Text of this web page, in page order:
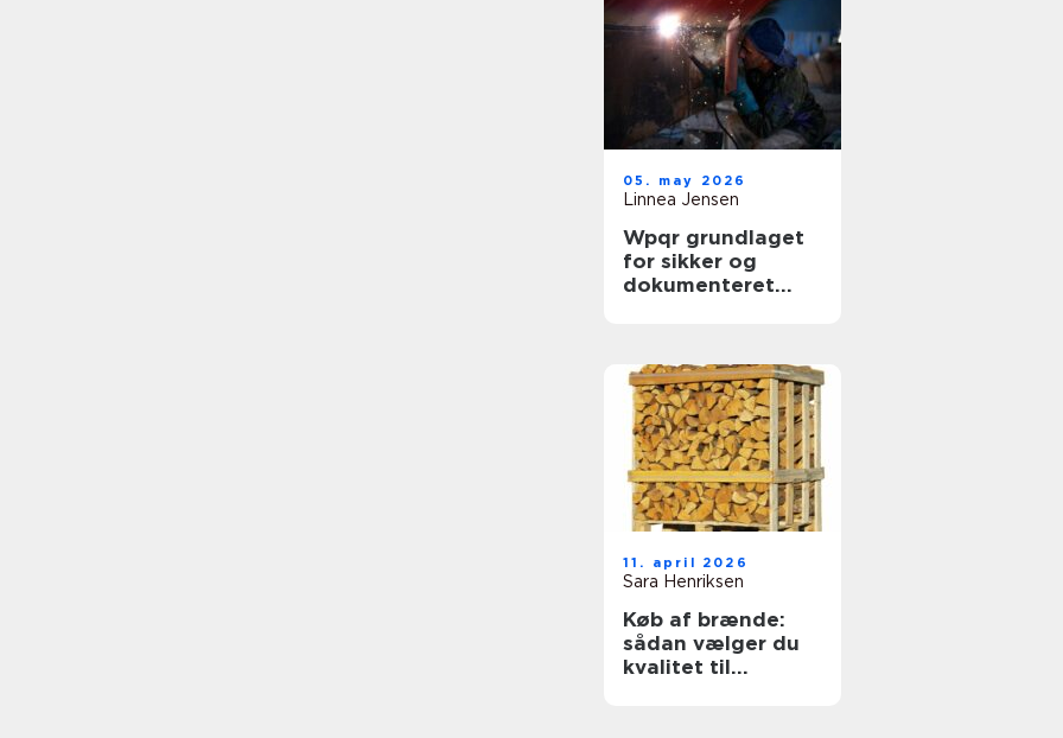
05. may 2026
Linnea Jensen
Wpqr grundlaget
for sikker og
dokumenteret
11. april 2026
Sara Henriksen
Køb af brænde:
sådan vælger du
kvalitet til